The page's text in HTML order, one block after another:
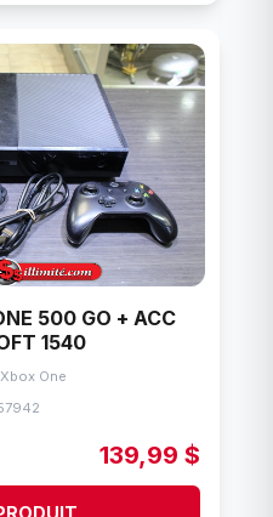
500 GO + ACC
1540
Xbox One
139,99 $